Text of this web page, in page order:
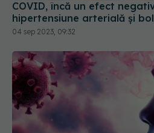
COVID, încă un efect
hipertensiune arterială și
04 sep 2023, 09:32